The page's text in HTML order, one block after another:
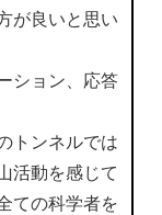
が良いと思い
ション、応答
トンネルでは
活動を感じて
ての科学者を